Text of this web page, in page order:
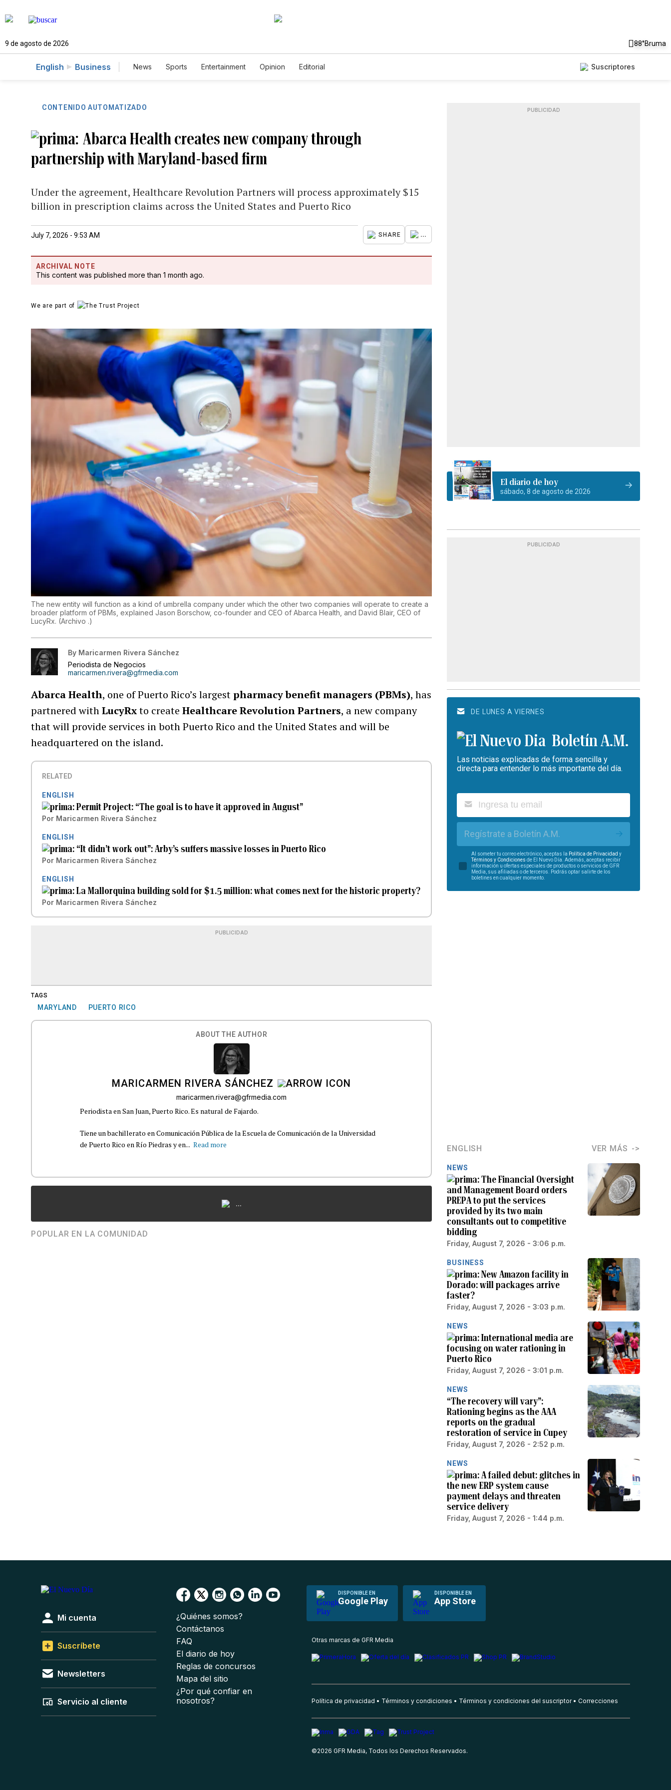
9 de agosto de 2026 88°Bruma
English Business News Sports Entertainment Opinion Editorial Suscriptores
CONTENIDO AUTOMATIZADO
Abarca Health creates new company through
partnership with Maryland-based firm
Under the agreement, Healthcare Revolution Partners will process approximately $15
billion in prescription claims across the United States and Puerto Rico
July 7, 2026 - 9:53 AM SHARE ...
ARCHIVAL NOTE
This content was published more than 1 month ago.
We are part of
The new entity will function as a kind of umbrella company under which the other two companies will operate to create a
broader platform of PBMs, explained Jason Borschow, co-founder and CEO of Abarca Health, and David Blair, CEO of
LucyRx. (Archivo .)
By Maricarmen Rivera Sánchez
Periodista de Negocios
maricarmen.rivera@gfrmedia.com
Abarca Health, one of Puerto Rico’s largestpharmacy benefit managers (PBMs), has
partnered withLucyRxto createHealthcare Revolution Partners, a new company
that will provide services in both Puerto Rico and the United States and will be
headquartered on the island.
RELATED
ENGLISH
Permit Project: “The goal is to have it approved in August”
Por Maricarmen Rivera Sánchez
ENGLISH
“It didn’t work out”: Arby’s suffers massive losses in Puerto Rico
Por Maricarmen Rivera Sánchez
ENGLISH
La Mallorquina building sold for $1.5 million: what comes next for the historic property?
Por Maricarmen Rivera Sánchez
PUBLICIDAD
TAGS
MARYLAND PUERTO RICO
ABOUT THE AUTHOR
MARICARMEN RIVERA SÁNCHEZ
maricarmen.rivera@gfrmedia.com
Periodista en San Juan, Puerto Rico. Es natural de Fajardo.
Tiene un bachillerato en Comunicación Pública de la Escuela de Comunicación de la Universidad
de Puerto Rico en Río Piedras y en... Read more
...
POPULAR EN LA COMUNIDAD
PUBLICIDAD
El diario de hoy
sábado, 8 de agosto de 2026
PUBLICIDAD
DE LUNES A VIERNES
Boletín A.M.
Las noticias explicadas de forma sencilla y
directa para entender lo más importante del día.
Regístrate a Boletín A.M.
Al someter tu correo electrónico, aceptas la Política de Privacidad y
Términos y Condiciones de El Nuevo Día. Además, aceptas recibir
información u ofertas especiales de productos o servicios de GFR
Media, sus afiliadas o de terceros. Podrás optar salirte de los
boletines en cualquier momento.
ENGLISH VER MÁS
NEWS
The Financial Oversight
and Management Board orders
PREPA to put the services
provided by its two main
consultants out to competitive
bidding
Friday, August 7, 2026 - 3:06 p.m.
BUSINESS
New Amazon facility in
Dorado: will packages arrive
faster?
Friday, August 7, 2026 - 3:03 p.m.
NEWS
International media are
focusing on water rationing in
Puerto Rico
Friday, August 7, 2026 - 3:01 p.m.
NEWS
“The recovery will vary”:
Rationing begins as the AAA
reports on the gradual
restoration of service in Cupey
Friday, August 7, 2026 - 2:52 p.m.
NEWS
A failed debut: glitches in
the new ERP system cause
payment delays and threaten
service delivery
Friday, August 7, 2026 - 1:44 p.m.
DISPONIBLE EN
Google Play
DISPONIBLE EN
App Store
Mi cuenta
Suscríbete
Newsletters
Servicio al cliente
¿Quiénes somos?
Contáctanos
FAQ
El diario de hoy
Reglas de concursos
Mapa del sitio
¿Por qué confiar en
nosotros?
Otras marcas de GFR Media
Política de privacidad Términos y condiciones Términos y condiciones del suscriptor Correcciones
©2026 GFR Media, Todos los Derechos Reservados.